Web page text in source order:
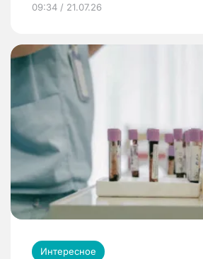
09:34 / 21.07.26
Интересное